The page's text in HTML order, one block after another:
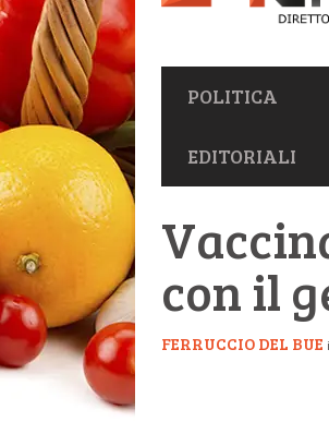
NAVIGAZIONE
PRIMARIA
POLITICA
EDITORIALI
con il
FERRUCCIO DEL BUE